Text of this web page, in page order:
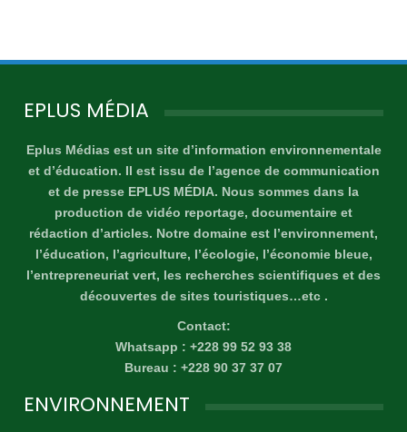
EPLUS MÉDIA
Eplus Médias est un site d’information environnementale
et d’éducation. Il est issu de l’agence de communication
et de presse EPLUS MÉDIA. Nous sommes dans la
production de vidéo reportage, documentaire et
rédaction d’articles. Notre domaine est l’environnement,
l’éducation, l’agriculture, l’écologie, l’économie bleue,
l’entrepreneuriat vert, les recherches scientifiques et des
découvertes de sites touristiques…etc .
Contact:
Whatsapp : +228 99 52 93 38
Bureau : +228 90 37 37 07
ENVIRONNEMENT